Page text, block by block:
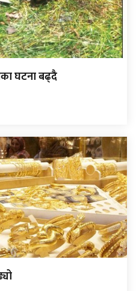
घटना बढ्दै